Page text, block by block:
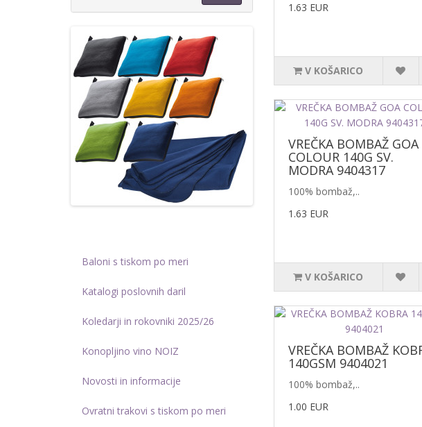
Baloni s tiskom po meri
Katalogi poslovnih daril
Koledarji in rokovniki 2025/26
Konopljino vino NOIZ
Novosti in informacije
Ovratni trakovi s tiskom po meri
1.63 EUR
V KOŠARICO
VREČKA BOMBAŽ GOA
COLOUR 140G SV.
MODRA 9404317
100% bombaž,..
1.63 EUR
V KOŠARICO
VREČKA BOMBAŽ
140GSM 9404021
100% bombaž,..
1.00 EUR